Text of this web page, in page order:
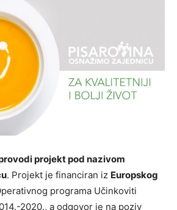
projekt pod nazivom
. Projekt je financiran iz Europskog
programa Učinkoviti
2020., a odgovor je na poziv